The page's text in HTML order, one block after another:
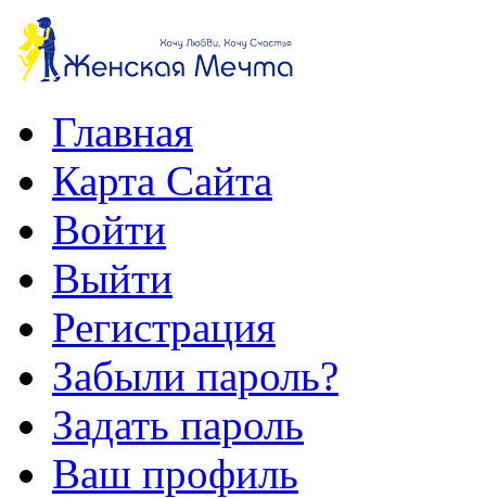
Главная
Карта Сайта
Войти
Выйти
Регистрация
Забыли пароль?
Задать пароль
Ваш профиль